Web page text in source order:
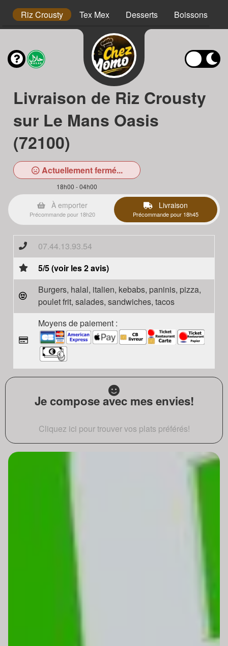
Riz Crousty Tex Mex Desserts Boissons
Livraison de Riz Crousty
sur Le Mans Oasis
(72100)
Actuellement fermé...
18h00 - 04h00
À emporter
Précommande pour 18h20
Livraison
Précommande pour 18h45
07.44.13.93.54
5/5 (voir les 2 avis)
Burgers, halal, italien, kebabs, paninis, pizza,
poulet frit, salades, sandwiches, tacos
Moyens de paiement :
Je compose avec mes envies!
Cliquez ici pour trouver vos plats préférés!